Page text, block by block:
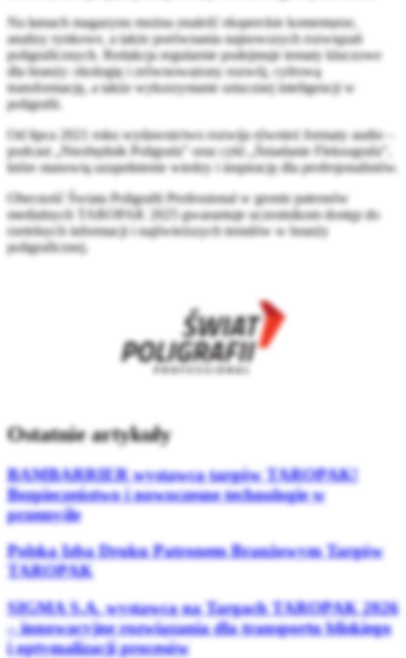
Na łamach magazynu można znaleźć eksperckie komentarze,
analizy rynkowe, a także porównania najnowszych rozwiązań
poligraficznych. Redakcja regularnie podejmuje tematy kluczowe
dla branży: ekologię i zrównoważony rozwój, cyfrową
transformację, a także wykorzystanie sztucznej inteligencji w
poligrafii.
Od lipca 2021 roku wydawnictwo rozwija również formaty audio –
podcast „Niezbędnik Poligrafa” oraz cykl „Śniadanie Fleksografa”,
które stanowią uzupełnienie wiedzy i inspirację dla profesjonalistów.
Obecność Świata Poligrafii Professional w gronie patronów
medialnych TAROPAK 2025 gwarantuje uczestnikom dostęp do
rzetelnych informacji i najświeższych trendów w branży
poligraficznej.
Ostatnie artykuły
BAMBARRIER wystawcą targów TAROPAK!
Bezpieczeństwo i nowoczesne technologie w
przemyśle
Polska Izba Druku Patronem Branżowym Targów
TAROPAK
SIGMA S.A. wystawcą na Targach TAROPAK 2026
– innowacyjne rozwiązania dla transportu bliskiego
i optymalizacji procesów